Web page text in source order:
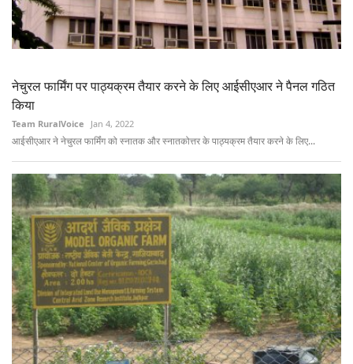
नेचुरल फार्मिंग पर पाठ्यक्रम तैयार करने के लिए आईसीएआर ने पैनल गठित
किया
Team RuralVoice Jan 4, 2022
आईसीएआर ने नेचुरल फार्मिंग को स्नातक और स्नातकोत्तर के पाठ्यक्रम तैयार करने के लिए...